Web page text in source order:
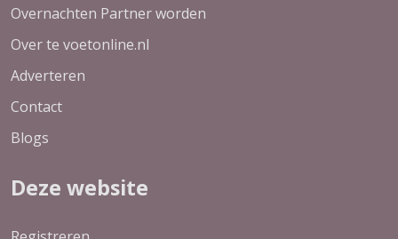
Overnachten Partner worden
Over te voetonline.nl
Adverteren
Contact
Blogs
Deze website